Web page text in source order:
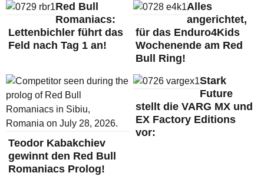
Red Bull
Romaniacs:
Lettenbichler führt das
Feld nach Tag 1 an!
Alles
angerichtet,
für das Enduro4Kids
Wochenende am Red
Bull Ring!
Teodor Kabakchiev
gewinnt den Red Bull
Romaniacs Prolog!
Stark
Future
stellt die VARG MX und
EX Factory Editions
vor: